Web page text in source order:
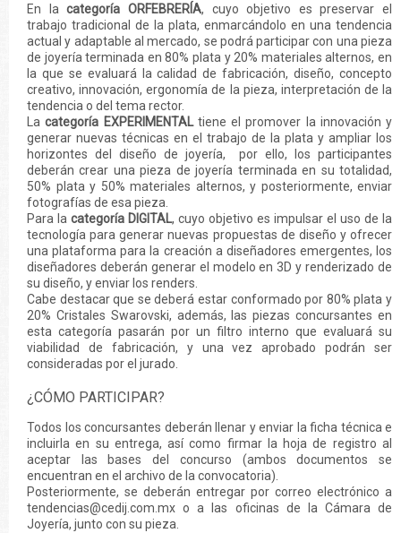
En lacategoría ORFEBRERÍA, cuyo objetivo es preservar el
trabajo tradicional de la plata, enmarcándolo en una tendencia
actual y adaptable al mercado, se podrá participar con una pieza
de joyería terminada en 80% plata y 20% materiales alternos, en
la que se evaluará la calidad de fabricación, diseño, concepto
creativo, innovación, ergonomía de la pieza, interpretación de la
tendencia o del tema rector.
Lacategoría EXPERIMENTALtiene el promover la innovación y
generar nuevas técnicas en el trabajo de la plata y ampliar los
horizontes del diseño de joyería, por ello, los participantes
deberán crear una pieza de joyería terminada en su totalidad,
50% plata y 50% materiales alternos, y posteriormente, enviar
fotografías de esa pieza.
Para la categoría DIGITAL, cuyo objetivo es impulsar el uso de la
tecnología para generar nuevas propuestas de diseño y ofrecer
una plataforma para la creación a diseñadores emergentes, los
diseñadores deberán generar el modelo en 3D y renderizado de
su diseño, y enviar los renders.
Cabe destacar que se deberá estar conformado por 80% plata y
20% Cristales Swarovski, además, las piezas concursantes en
esta categoría pasarán por un filtro interno que evaluará su
viabilidad de fabricación, y una vez aprobado podrán ser
consideradas por el jurado.
¿CÓMO PARTICIPAR?
Todos los concursantes deberán llenar y enviar la ficha técnica e
incluirla en su entrega, así como firmar la hoja de registro al
aceptar las bases del concurso (ambos documentos se
encuentran en el archivo de la convocatoria).
Posteriormente, se deberán entregar por correo electrónico a
tendencias@cedij.com.mx o a las oficinas de la Cámara de
Joyería, junto con su pieza.